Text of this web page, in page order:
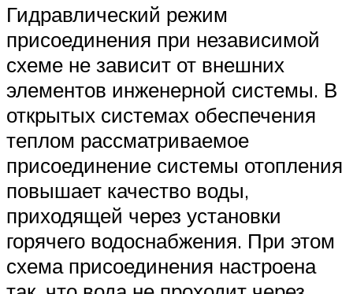
Гидравлический режим
присоединения при независимой
схеме не зависит от внешних
элементов инженерной системы. В
открытых системах обеспечения
теплом рассматриваемое
присоединение системы отопления
повышает качество воды,
приходящей через установки
горячего водоснабжения. При этом
схема присоединения настроена